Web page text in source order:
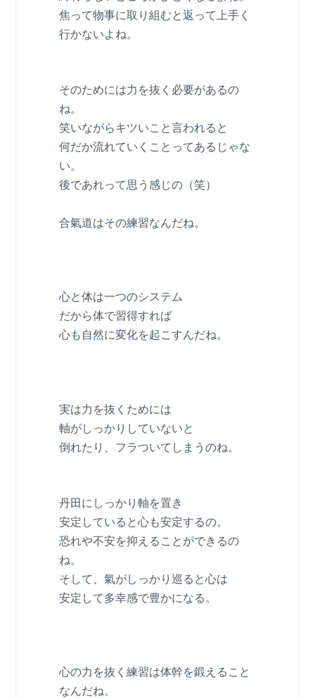
焦って物事に取り組むと返って上手く
行かないよね。
そのためには力を抜く必要があるの
ね。
笑いながらキツいこと言われると
何だか流れていくことってあるじゃな
い。
後であれって思う感じの（笑）
合氣道はその練習なんだね。
心と体は一つのシステム
だから体で習得すれば
心も自然に変化を起こすんだね。
実は力を抜くためには
軸がしっかりしていないと
倒れたり、フラついてしまうのね。
丹田にしっかり軸を置き
安定していると心も安定するの。
恐れや不安を抑えることができるの
ね。
そして、氣がしっかり巡ると心は
安定して多幸感で豊かになる。
心の力を抜く練習は体幹を鍛えること
なんだね。